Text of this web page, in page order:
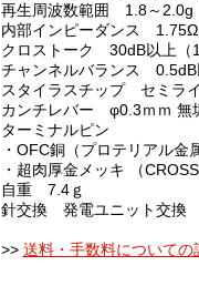
再生周波数範囲 1.8～2.0g
内部インピーダンス 1.75Ω
クロストーク 30dB以上（
チャンネルバランス 0.5dB
スタイラスチップ セミラ
カンチレバー φ0.3ｍｍ 無
ターミナルピン
・OFC銅（プロテリアル金
・超肉厚金メッキ （
自重 7.4ｇ
針交換 発電ユニット交換
>> 送料・手数料についての